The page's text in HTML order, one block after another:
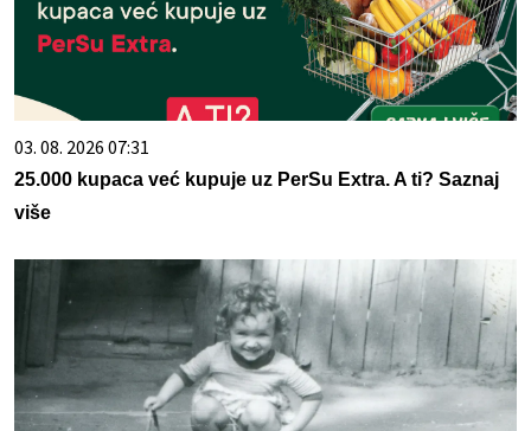
03. 08. 2026 07:31
25.000 kupaca već kupuje uz PerSu Extra. A ti? Saznaj
više